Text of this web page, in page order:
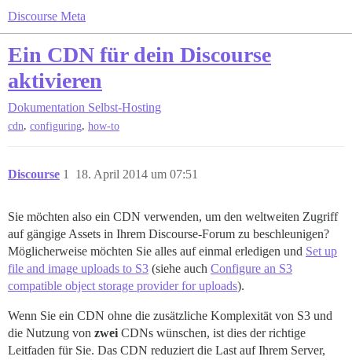
Discourse Meta
Ein CDN für dein Discourse
aktivieren
Dokumentation Selbst-Hosting
cdn, configuring, how-to
Discourse 18. April 2014 um 07:51
1
Sie möchten also ein CDN verwenden, um den weltweiten Zugriff
auf gängige Assets in Ihrem Discourse-Forum zu beschleunigen?
Möglicherweise möchten Sie alles auf einmal erledigen und Set up
file and image uploads to S3 (siehe auch Configure an S3
compatible object storage provider for uploads).
Wenn Sie ein CDN ohne die zusätzliche Komplexität von S3 und
die Nutzung von zwei CDNs wünschen, ist dies der richtige
Leitfaden für Sie. Das CDN reduziert die Last auf Ihrem Server,